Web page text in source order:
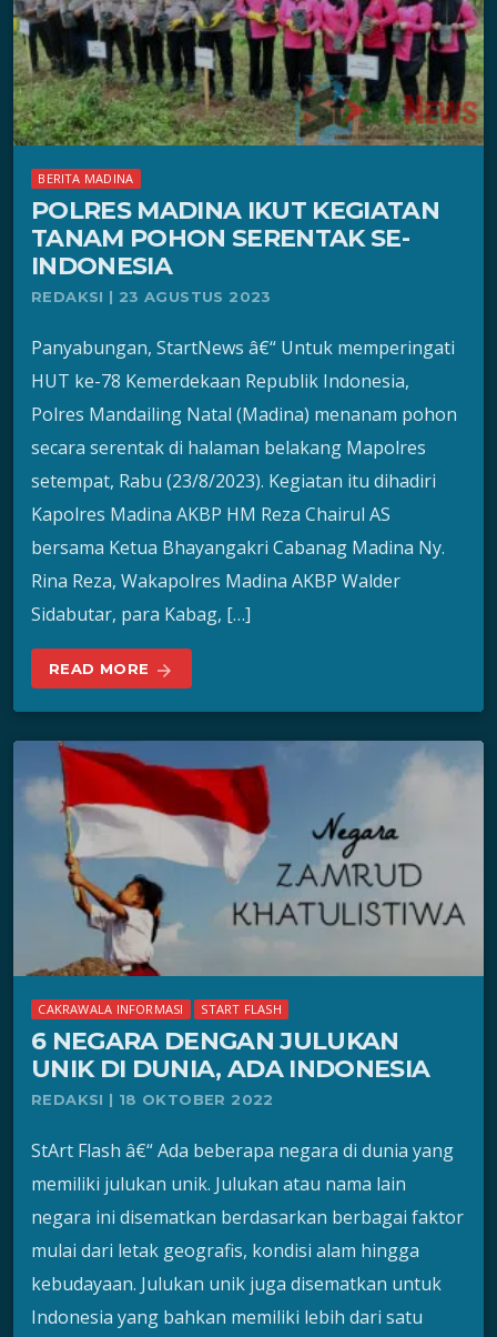
BERITA MADINA
POLRES MADINA IKUT KEGIATAN
TANAM POHON SERENTAK SE-
INDONESIA
REDAKSI | 23 AGUSTUS 2023
Panyabungan, StartNews â€“ Untuk memperingati
HUT ke-78 Kemerdekaan Republik Indonesia,
Polres Mandailing Natal (Madina) menanam pohon
secara serentak di halaman belakang Mapolres
setempat, Rabu (23/8/2023). Kegiatan itu dihadiri
Kapolres Madina AKBP HM Reza Chairul AS
bersama Ketua Bhayangakri Cabanag Madina Ny.
Rina Reza, Wakapolres Madina AKBP Walder
Sidabutar, para Kabag, […]
READ MORE arrow_forward
CAKRAWALA INFORMASI START FLASH
6 NEGARA DENGAN JULUKAN
UNIK DI DUNIA, ADA INDONESIA
REDAKSI | 18 OKTOBER 2022
StArt Flash â€“ Ada beberapa negara di dunia yang
memiliki julukan unik. Julukan atau nama lain
negara ini disematkan berdasarkan berbagai faktor
mulai dari letak geografis, kondisi alam hingga
kebudayaan. Julukan unik juga disematkan untuk
Indonesia yang bahkan memiliki lebih dari satu